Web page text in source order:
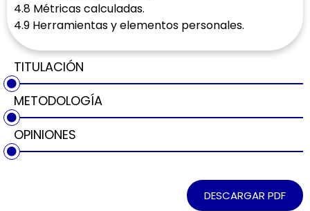
4.8 Métricas calculadas.
4.9 Herramientas y elementos personales.
TITULACIÓN
METODOLOGÍA
OPINIONES
DESCARGAR PDF